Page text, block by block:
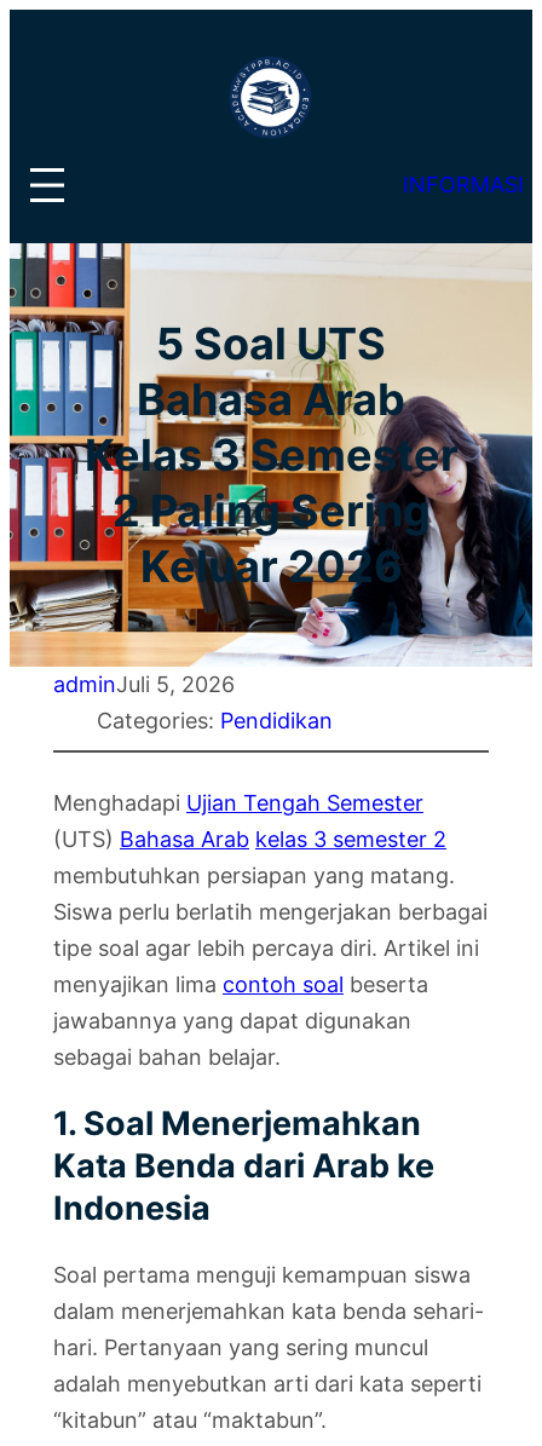
INFORMASI
5 Soal UTS
Bahasa Arab
Kelas 3 Semester
2 Paling Sering
Keluar 2026
adminJuli 5, 2026
Categories: Pendidikan
Menghadapi Ujian Tengah Semester
(UTS) Bahasa Arab kelas 3 semester 2
membutuhkan persiapan yang matang.
Siswa perlu berlatih mengerjakan berbagai
tipe soal agar lebih percaya diri. Artikel ini
menyajikan lima contoh soal beserta
jawabannya yang dapat digunakan
sebagai bahan belajar.
1. Soal Menerjemahkan
Kata Benda dari Arab ke
Indonesia
Soal pertama menguji kemampuan siswa
dalam menerjemahkan kata benda sehari-
hari. Pertanyaan yang sering muncul
adalah menyebutkan arti dari kata seperti
“kitabun” atau “maktabun”.